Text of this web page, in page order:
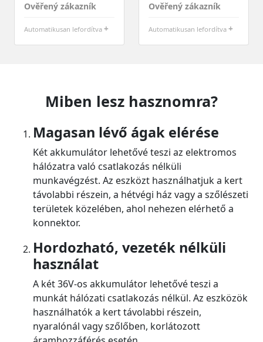
Ověřený zákazník
Automatikusan lefordítva +
Ověřený zákazník
Automatikusan lefordítva +
Miben lesz hasznomra?
Magasan lévő ágak elérése
Két akkumulátor lehetővé teszi az elektromos
hálózatra való csatlakozás nélküli
munkavégzést. Az eszközt használhatjuk a kert
távolabbi részein, a hétvégi ház vagy a szőlészeti
területek közelében, ahol nehezen elérhető a
konnektor.
Hordozható, vezeték nélküli
használat
A két 36V-os akkumulátor lehetővé teszi a
munkát hálózati csatlakozás nélkül. Az eszközök
használhatók a kert távolabbi részein,
nyaralónál vagy szőlőben, korlátozott